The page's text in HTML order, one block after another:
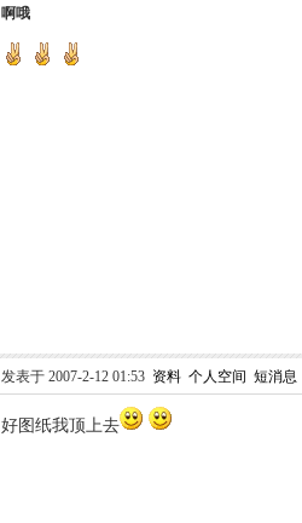
啊哦
发表于 2007-2-12 01:53 资料 个人空间 短消息
好图纸我顶上去